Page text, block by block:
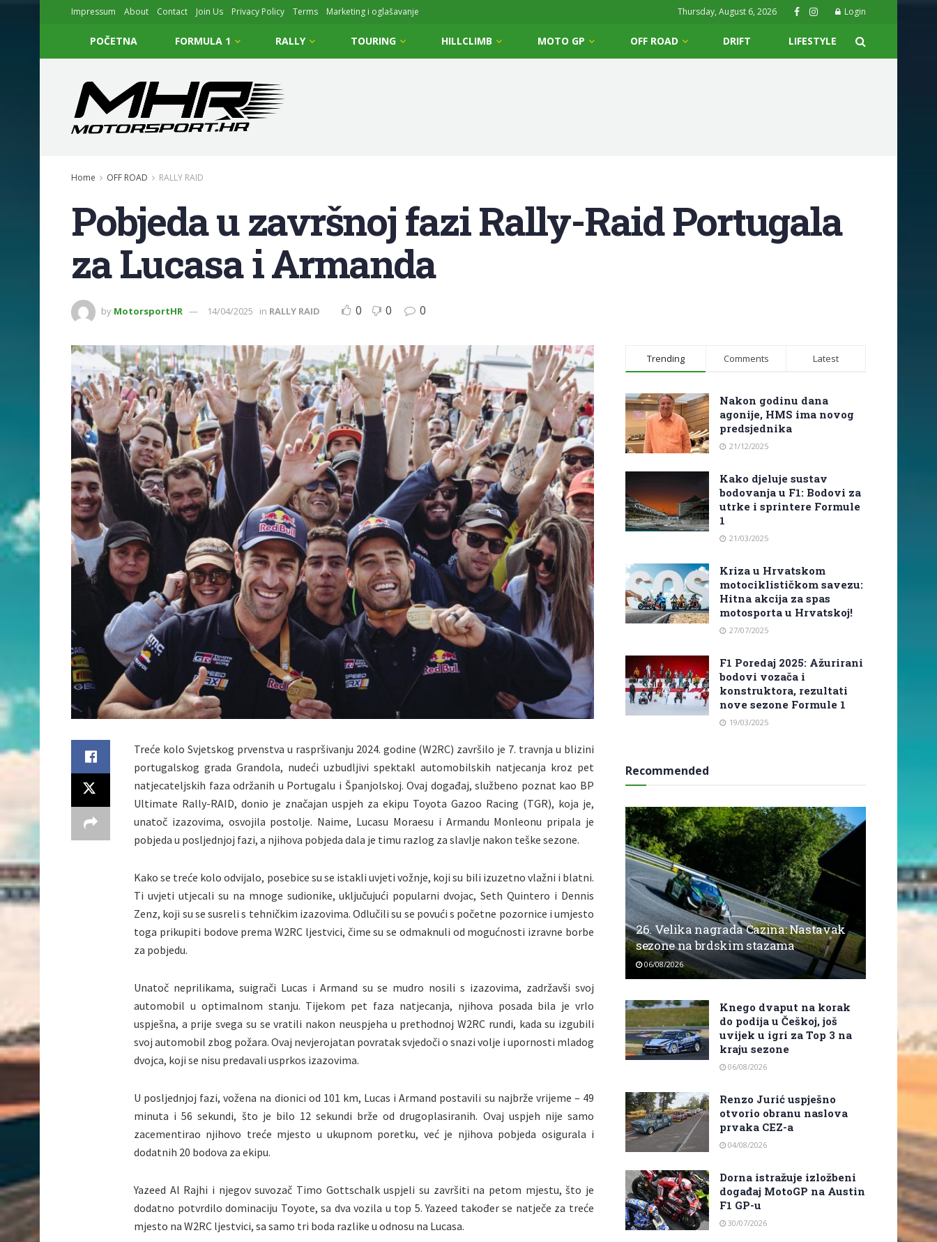
Impressum About Contact Join Us Privacy Policy Terms Marketing i oglašavanje Thursday, August 6, 2026 Login
POČETNA FORMULA 1 RALLY TOURING HILLCLIMB MOTO GP OFF ROAD DRIFT LIFESTYLE
Home OFF ROAD RALLY RAID
Pobjeda u završnoj fazi Rally-Raid Portugala
za Lucasa i Armanda
by MotorsportHR 14/04/2025 in RALLY RAID 0 0 0
Treće kolo Svjetskog prvenstva u raspršivanju 2024. godine (W2RC) završilo je 7. travnja u blizini
portugalskog grada Grandola, nudeći uzbudljivi spektakl automobilskih natjecanja kroz pet
natjecateljskih faza održanih u Portugalu i Španjolskoj. Ovaj događaj, službeno poznat kao BP
Ultimate Rally-RAID, donio je značajan uspjeh za ekipu Toyota Gazoo Racing (TGR), koja je,
unatoč izazovima, osvojila postolje. Naime, Lucasu Moraesu i Armandu Monleonu pripala je
pobjeda u posljednjoj fazi, a njihova pobjeda dala je timu razlog za slavlje nakon teške sezone.
Kako se treće kolo odvijalo, posebice su se istakli uvjeti vožnje, koji su bili izuzetno vlažni i blatni.
Ti uvjeti utjecali su na mnoge sudionike, uključujući popularni dvojac, Seth Quintero i Dennis
Zenz, koji su se susreli s tehničkim izazovima. Odlučili su se povući s početne pozornice i umjesto
toga prikupiti bodove prema W2RC ljestvici, čime su se odmaknuli od mogućnosti izravne borbe
za pobjedu.
Unatoč neprilikama, suigrači Lucas i Armand su se mudro nosili s izazovima, zadržavši svoj
automobil u optimalnom stanju. Tijekom pet faza natjecanja, njihova posada bila je vrlo
uspješna, a prije svega su se vratili nakon neuspjeha u prethodnoj W2RC rundi, kada su izgubili
svoj automobil zbog požara. Ovaj nevjerojatan povratak svjedoči o snazi volje i upornosti mladog
dvojca, koji se nisu predavali usprkos izazovima.
U posljednjoj fazi, vožena na dionici od 101 km, Lucas i Armand postavili su najbrže vrijeme – 49
minuta i 56 sekundi, što je bilo 12 sekundi brže od drugoplasiranih. Ovaj uspjeh nije samo
zacementirao njihovo treće mjesto u ukupnom poretku, već je njihova pobjeda osigurala i
dodatnih 20 bodova za ekipu.
Yazeed Al Rajhi i njegov suvozač Timo Gottschalk uspjeli su završiti na petom mjestu, što je
dodatno potvrdilo dominaciju Toyote, sa dva vozila u top 5. Yazeed također se natječe za treće
mjesto na W2RC ljestvici, sa samo tri boda razlike u odnosu na Lucasa.
Trending Comments Latest
Nakon godinu dana
agonije, HMS ima novog
predsjednika
21/12/2025
Kako djeluje sustav
bodovanja u F1: Bodovi za
utrke i sprintere Formule
1
21/03/2025
Kriza u Hrvatskom
motociklističkom savezu:
Hitna akcija za spas
motosporta u Hrvatskoj!
27/07/2025
F1 Poredaj 2025: Ažurirani
bodovi vozača i
konstruktora, rezultati
nove sezone Formule 1
19/03/2025
Recommended
26. Velika nagrada Cazina: Nastavak
sezone na brdskim stazama
06/08/2026
Knego dvaput na korak
do podija u Češkoj, još
uvijek u igri za Top 3 na
kraju sezone
06/08/2026
Renzo Jurić uspješno
otvorio obranu naslova
prvaka CEZ-a
04/08/2026
Dorna istražuje izložbeni
događaj MotoGP na Austin
F1 GP-u
30/07/2026